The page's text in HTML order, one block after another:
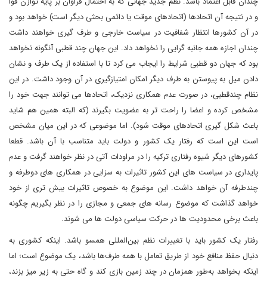
و در نتیجه آن اتحادها (اتحادهای موقت یا دائمی بحثی دیگر است) خواهد بود و
در آن کشورها انتظار شفافیت در سیاست خارجی و طرف گیری خواهند داشت
چندان اجازه همه جانبه گرایی را نخواهد داد. این جهان چند قطبی آنگونه نخواهد
بود که جهان دو قطبی شرایط را ایجاب می کرد تا با استفاده از یک طرف و نشان
دادن میل به پیوستن به طرف دیگر امکان امتیازگیری در آن وجود داشت. در این
نظام چندقطبی، در صورت عدم همکاری نزدیک، اتحادها می توانند جهت خود را
مشخص کرده و اعضا را راحت تر به عضویت بگیرند (که البته همین هم شاید
باعث شکل گیری اتحادهای موقت شود). اما موضوعی که در این میان مشخص
است این است که رفتار یک کشور و دولت باید متناسب با آن باشد. قطعا
کشورهای دیگر شیوه رفتاری ترکیه را در مراودات آتی در نظر خواهند گرفت و عدم
پایداری در سیاست های این کشور تاثیرات به سزایی در همکاری های دوطرفه و
چندطرفه آن خواهد داشت. این موضوع به خصوص تاثیرات بیش تری از خود
خواهد گذاشت که موضوع رسانه های جمعی و مجازی را در نظر بگیریم چگونه
باعث برخی محدودیت ها در حرکت سیاسی دولت ها می شوند.
رفتار یک کشور باید با تغییرات نظم بین‌المللی همسو باشد. اینکه کشوری به
دنبال حفظ منافع خود از طریق تعامل با همه طرف‌ها باشد، یک موضوع است؛ اما
اینکه بخواهد به‌طور همزمان در چند زمین بازی کند و گاه حتی به زیر میز بزند،